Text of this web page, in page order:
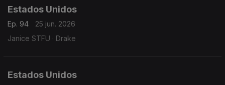
Estados Unidos
Ep. 94
25 jun. 2026
Janice STFU · Drake
Estados Unidos